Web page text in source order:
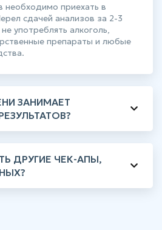
необходимо приехать в
сдачей анализов за 2-3
употреблять алкоголь,
препараты и любые
ЗАНИМАЕТ
ДРУГИЕ ЧЕК-АПЫ,